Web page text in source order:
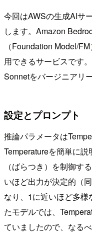
今回はAWSの生成AIサ
します。Amazon
（Foundation Model/
用できるサービスです
Sonnetをバージニアリ
設定とプロンプト
推論パラメータは
Temperatureを簡単に
（ばらつき）を制御す
いほど出力が決定的（
なり、1に近いほど多
たモデルでは、
ていましたので、なる